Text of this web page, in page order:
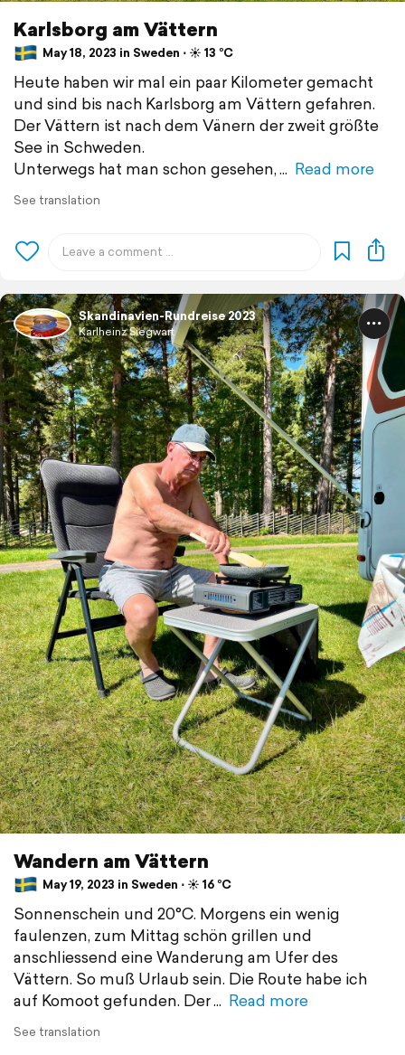
Karlsborg am Vättern
May 18, 2023 in Sweden ⋅ ☀️ 13 °C
Heute haben wir mal ein paar Kilometer gemacht
und sind bis nach Karlsborg am Vättern gefahren.
Der Vättern ist nach dem Vänern der zweit größte
See in Schweden.
Unterwegs hat man schon gesehen,
Read more
See translation
Skandinavien-Rundreise 2023
Karlheinz Siegwart
Wandern am Vättern
May 19, 2023 in Sweden ⋅ ☀️ 16 °C
Sonnenschein und 20°C. Morgens ein wenig
faulenzen, zum Mittag schön grillen und
anschliessend eine Wanderung am Ufer des
Vättern. So muß Urlaub sein. Die Route habe ich
auf Komoot gefunden. Der
Read more
See translation